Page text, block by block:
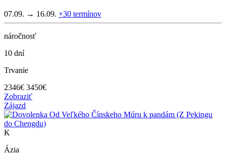
07.09. → 16.09. +30 termínov
náročnosť
10 dní
Trvanie
2346€ 3450€
Zobraziť
Zájazd
K
Ázia